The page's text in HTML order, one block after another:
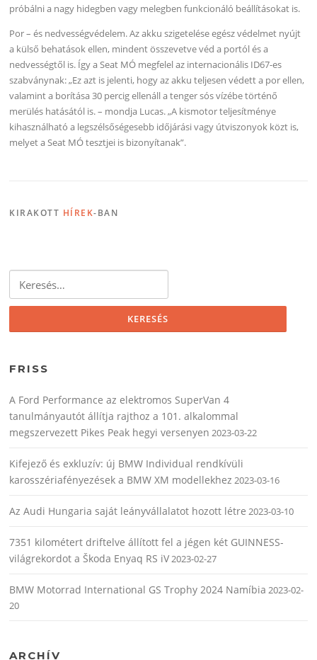
próbálni a nagy hidegben vagy melegben funkcionáló beállításokat is.
Por – és nedvességvédelem. Az akku szigetelése egész védelmet nyújt
a külső behatások ellen, mindent összevetve véd a portól és a
nedvességtől is. Így a Seat MÓ megfelel az internacionális ID67-es
szabványnak: „Ez azt is jelenti, hogy az akku teljesen védett a por ellen,
valamint a borítása 30 percig ellenáll a tenger sós vízébe történő
merülés hatásától is. – mondja Lucas. „A kismotor teljesítménye
kihasználható a legszélsőségesebb időjárási vagy útviszonyok közt is,
melyet a Seat MÓ tesztjei is bizonyítanak”.
KIRAKOTT HÍREK-BAN
FRISS
A Ford Performance az elektromos SuperVan 4
tanulmányautót állítja rajthoz a 101. alkalommal
megszervezett Pikes Peak hegyi versenyen 2023-03-22
Kifejező és exkluzív: új BMW Individual rendkívüli
karosszériafényezések a BMW XM modellekhez 2023-03-16
Az Audi Hungaria saját leányvállalatot hozott létre 2023-03-10
7351 kilométert driftelve állított fel a jégen két GUINNESS-
világrekordot a Škoda Enyaq RS iV2023-02-27
BMW Motorrad International GS Trophy 2024 Namíbia 2023-02-
20
ARCHÍV